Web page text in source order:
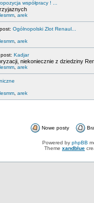
współpracy ! ...
arek
Ogólnopolski Zlot Renaul...
arek
Kadjar
niekoniecznie z dziedziny
arek
arek
Nowe posty
Powered by phpBB
Theme xandblue